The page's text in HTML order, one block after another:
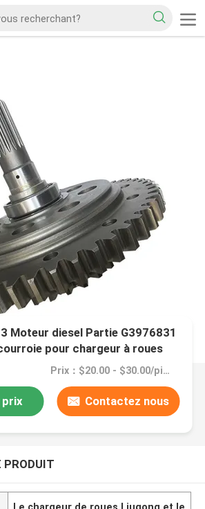
Moteur diesel Partie G3976831
pour chargeur à roues
Prix：$20.00 - $30.00/pieces
prix Contactez nous
PRODUIT
Le chargeur de roues Liugong et le